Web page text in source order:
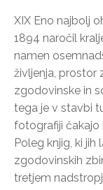
XIX Eno najbolj
1894 naročil
namen
življenja, prostor
zgodovinske in
tega je v stavbi
fotografiji čakajo
Poleg knjig, ki
zgodovinskih
tretjem